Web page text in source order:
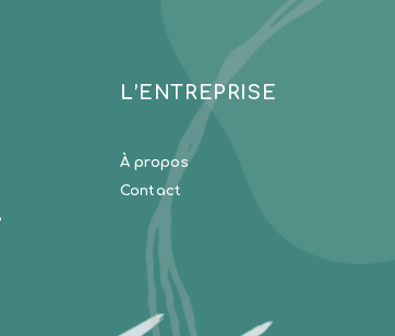
L’ENTREPRISE
À propos
Contact